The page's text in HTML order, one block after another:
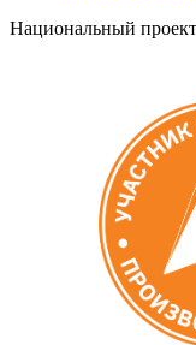
Национальный проект